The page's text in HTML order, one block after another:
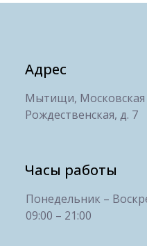
Часы работы
Адрес
Понедельник –
09:00 – 21:00
Мытищи, Московская
Рождественская, д. 7